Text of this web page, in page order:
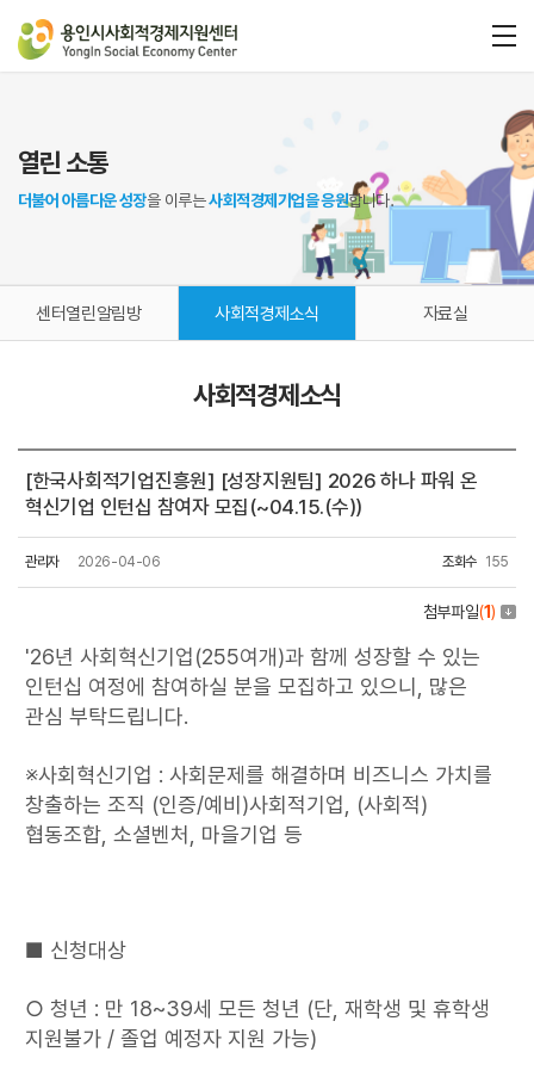
열린 소통
더불어 아름다운 성장을 이루는사회적경제기업을 응원합니다.
센터열린알림방 사회적경제소식 자료실
사회적경제소식
[한국사회적기업진흥원] [성장지원팀] 2026 하나 파워 온
혁신기업 인턴십 참여자 모집(~04.15.(수))
관리자 2026-04-06 조회수 155
첨부파일(1)
'26년 사회혁신기업(255여개)과 함께 성장할 수 있는
인턴십 여정에 참여하실 분을 모집하고 있으니, 많은
관심 부탁드립니다.
※사회혁신기업 : 사회문제를 해결하며 비즈니스 가치를
창출하는 조직 (인증/예비)사회적기업, (사회적)
협동조합, 소셜벤처, 마을기업 등
■ 신청대상
○ 청년 : 만 18~39세 모든 청년 (단, 재학생 및 휴학생
지원불가 / 졸업 예정자 지원 가능)